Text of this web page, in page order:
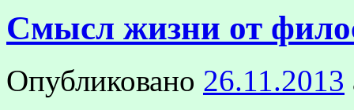
Смысл жизни от
Опубликовано 26.11.2013